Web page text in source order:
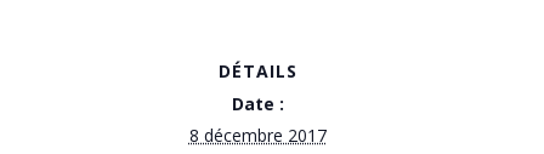
DÉTAILS
Date :
8 décembre 2017